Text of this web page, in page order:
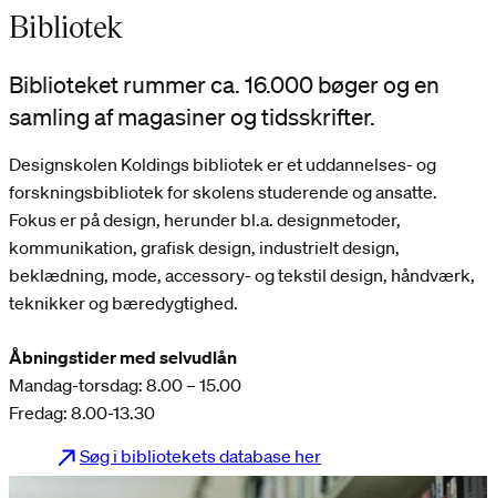
Bibliotek
Biblioteket rummer ca. 16.000 bøger og en
samling af magasiner og tidsskrifter.
Designskolen Koldings bibliotek er et uddannelses- og
forskningsbibliotek for skolens studerende og ansatte.
Fokus er på design, herunder bl.a. designmetoder,
kommunikation, grafisk design, industrielt design,
beklædning, mode, accessory- og tekstil design, håndværk,
teknikker og bæredygtighed.
Åbningstider med selvudlån
Mandag-torsdag: 8.00 – 15.00
Fredag: 8.00-13.30
Søg i bibliotekets database her